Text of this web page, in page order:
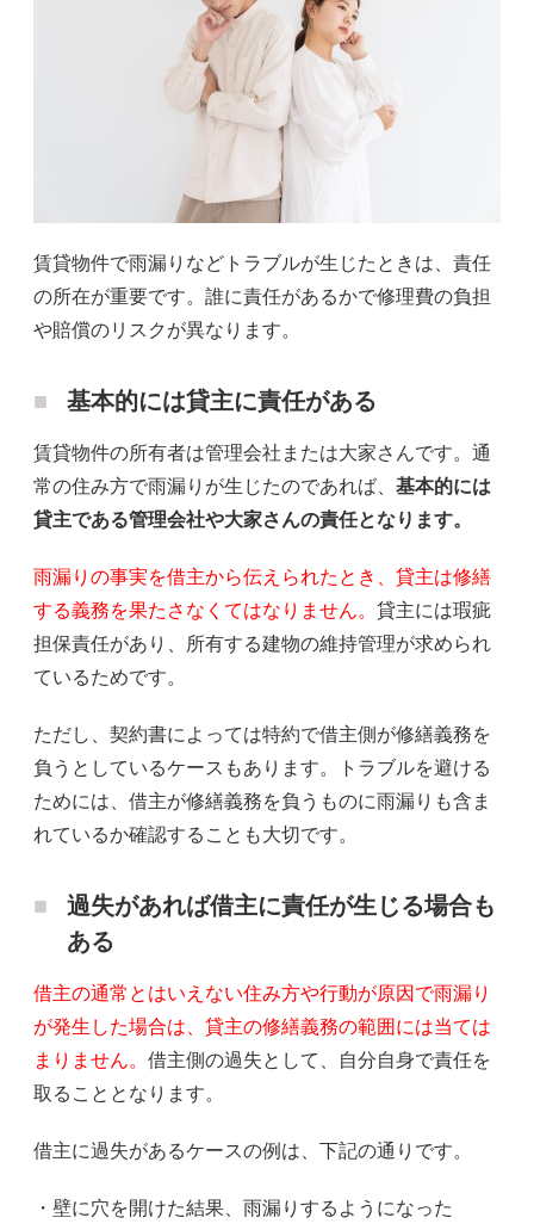
賃貸物件で雨漏りなどトラブルが生じたときは、責任
の所在が重要です。誰に責任があるかで修理費の負担
や賠償のリスクが異なります。
基本的には貸主に責任がある
賃貸物件の所有者は管理会社または大家さんです。通
常の住み方で雨漏りが生じたのであれば、 基本的には
貸主である管理会社や大家さんの責任となります。
雨漏りの事実を借主から伝えられたとき、貸主は修繕
する義務を果たさなくてはなりません。 貸主には瑕疵
担保責任があり、所有する建物の維持管理が求められ
ているためです。
ただし、契約書によっては特約で借主側が修繕義務を
負うとしているケースもあります。トラブルを避ける
ためには、借主が修繕義務を負うものに雨漏りも含ま
れているか確認することも大切です。
過失があれば借主に責任が生じる場合も
ある
借主の通常とはいえない住み方や行動が原因で雨漏り
が発生した場合は、貸主の修繕義務の範囲には当ては
まりません。 借主側の過失として、自分自身で責任を
取ることとなります。
借主に過失があるケースの例は、下記の通りです。
・壁に穴を開けた結果、雨漏りするようになった